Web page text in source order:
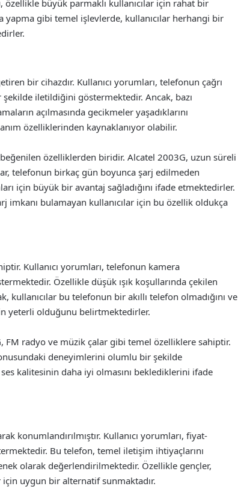
büyük parmaklı kullanıcılar için rahat bir
yapma gibi temel işlevlerde, kullanıcılar herhangi bir
bir cihazdır. Kullanıcı yorumları, telefonun çağrı
iletildiğini göstermektedir. Ancak, bazı
açılmasında gecikmeler yaşadıklarını
özelliklerinden kaynaklanıyor olabilir.
özelliklerden biridir. Alcatel 2003G, uzun süreli
telefonun birkaç gün boyunca şarj edilmeden
için büyük bir avantaj sağladığını ifade etmektedirler.
imkanı bulamayan kullanıcılar için bu özellik oldukça
Kullanıcı yorumları, telefonun kamera
Özellikle düşük ışık koşullarında çekilen
bu telefonun bir akıllı telefon olmadığını ve
yeterli olduğunu belirtmektedirler.
FM radyo ve müzik çalar gibi temel özelliklere sahiptir.
deneyimlerini olumlu bir şekilde
kalitesinin daha iyi olmasını beklediklerini ifade
konumlandırılmıştır. Kullanıcı yorumları, fiyat-
Bu telefon, temel iletişim ihtiyaçlarını
olarak değerlendirilmektedir. Özellikle gençler,
uygun bir alternatif sunmaktadır.